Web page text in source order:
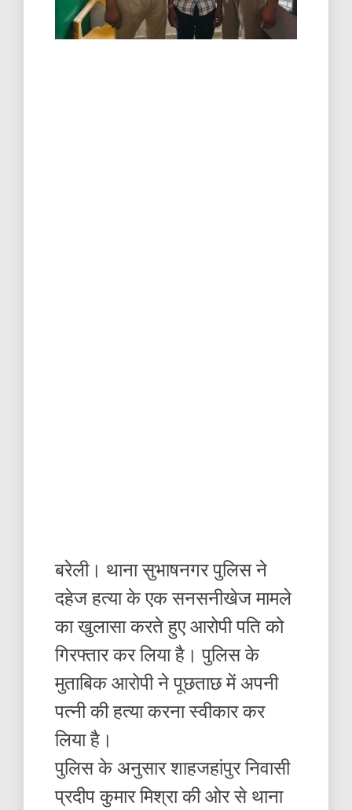
बरेली। थाना सुभाषनगर पुलिस ने
दहेज हत्या के एक सनसनीखेज मामले
का खुलासा करते हुए आरोपी पति को
गिरफ्तार कर लिया है। पुलिस के
मुताबिक आरोपी ने पूछताछ में अपनी
पत्नी की हत्या करना स्वीकार कर
लिया है।
पुलिस के अनुसार शाहजहांपुर निवासी
प्रदीप कुमार मिश्रा की ओर से थाना